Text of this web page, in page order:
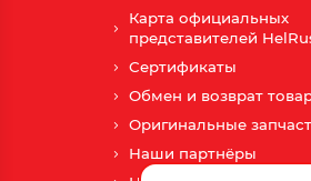
Карта официальных
представителей
Сертификаты
Обмен и возврат
Оригинальные
Наши партнёры